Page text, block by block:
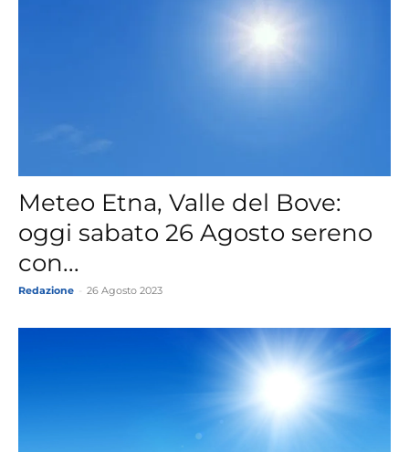
Meteo Etna, Valle del Bove:
oggi sabato 26 Agosto sereno
con...
Redazione 26 Agosto 2023